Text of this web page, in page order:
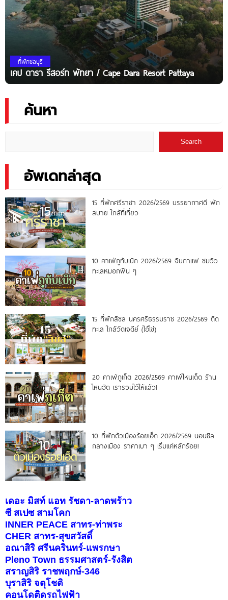
ที่พักชลบุรี
เคป ดารา รีสอร์ท พัทยา / Cape Dara Resort Pattaya
ค้นหา
Search
อัพเดทล่าสุด
15 ที่พักศรีราชา 2026/2569 บรรยากาศดี พัก
สบาย ใกล้ที่เที่ยว
10 คาเฟ่ภูทับเบิก 2026/2569 จิบกาแฟ ชมวิว
ทะเลหมอกฟิน ๆ
15 ที่พักสิชล นครศรีธรรมราช 2026/2569 ติด
ทะเล ใกล้วัดเจดีย์ (ไอ้ไข่)
20 คาเฟ่ภูเก็ต 2026/2569 คาเฟ่ไหนเด็ด ร้าน
ไหนฮิต เรารวมไว้ให้แล้ว!
10 ที่พักตัวเมืองร้อยเอ็ด 2026/2569 นอนชิล
กลางเมือง ราคาเบา ๆ เริ่มแค่หลักร้อย!
เดอะ มิสท์ แอท รัชดา-ลาดพร้าว
ซี สเปซ สามโคก
INNER PEACE สาทร-ท่าพระ
CHER สาทร-สุขสวัสดิ์
อณาสิริ ศรีนครินทร์-แพรกษา
Pleno Town ธรรมศาสตร์-รังสิต
สราญสิริ ราชพฤกษ์-346
บุราสิริ จตุโชติ
คอนโดติดรถไฟฟ้า